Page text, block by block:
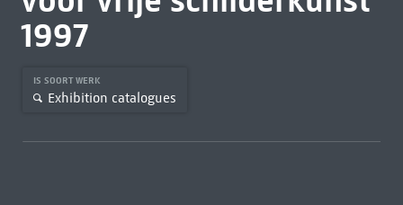
1997
IS SOORT WERK
Exhibition catalogues